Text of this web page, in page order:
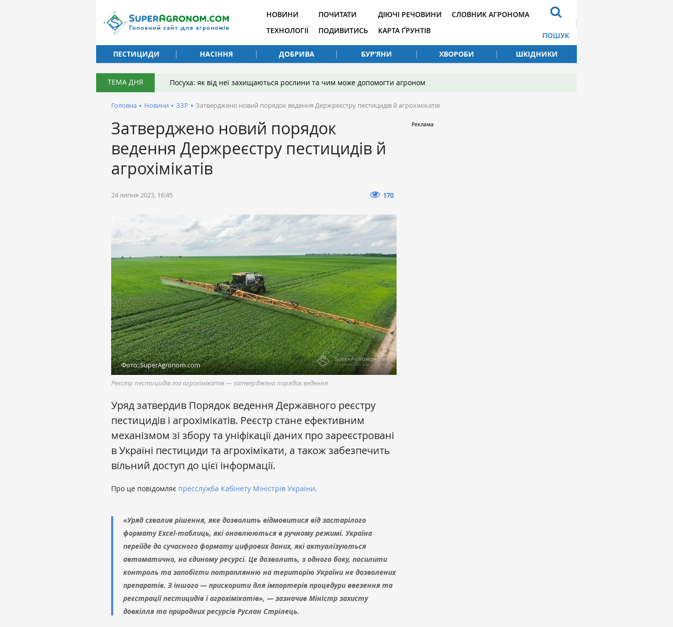
НОВИНИ
ТЕХНОЛОГІЇ
ПОЧИТАТИ
ПОДИВИТИСЬ
ДІЮЧІ РЕЧОВИНИ
КАРТА ҐРУНТІВ
СЛОВНИК АГРОНОМА
ПОШУК
ПЕСТИЦИДИ
НАСІННЯ ДОБРИВА БУР’ЯНИ ХВОРОБИ ШКІДНИКИ
ТЕМА ДНЯ Посуха: як від неї захищаються рослини та чим може допомогти агроном
Головна • Новини • ЗЗР • Затверджено новий порядок ведення Держреєстру пестицидів й агрохімікатів
Затверджено новий порядок
ведення Держреєстру пестицидів й
агрохімікатів
24 липня 2023, 16:45 170
Фото: SuperAgronom.com
Реєстр пестицидів та агрохімікатів — затверджено порядок ведення
Уряд затвердив Порядок ведення Державного реєстру
пестицидів і агрохімікатів. Реєстр стане ефективним
механізмом зі збору та уніфікації даних про зареєстровані
в Україні пестициди та агрохімікати, а також забезпечить
вільний доступ до цієї інформації.
Про це повідомляє пресслужба Кабінету Міністрів України.
«Уряд схвалив рішення, яке дозволить відмовитися від застарілого
формату Excel-таблиць, які оновлюються в ручному режимі. Україна
перейде до сучасного формату цифрових даних, які актуалізуються
автоматично, на єдиному ресурсі. Це дозволить, з одного боку, посилити
контроль та запобігти потраплянню на територію України не дозволених
препаратів. З іншого — прискорити для імпортерів процедури ввезення та
реєстрації пестицидів і агрохімікатів», — зазначив Міністр захисту
довкілля та природних ресурсів Руслан Стрілець.